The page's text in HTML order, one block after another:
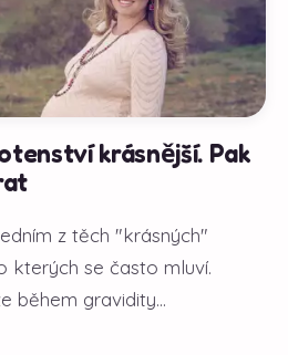
krásnější. Pak
z těch "krásných"
kterých se často mluví.
během gravidity...